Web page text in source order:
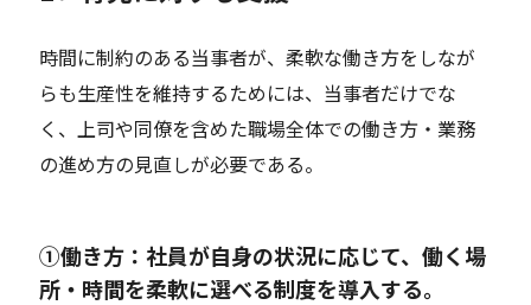
時間に制約のある当事者が、柔軟な働き方をしなが
らも生産性を維持するためには、当事者だけでな
く、上司や同僚を含めた職場全体での働き方・業務
の進め方の見直しが必要である。
①働き方：社員が自身の状況に応じて、働く場
所・時間を柔軟に選べる制度を導入する。